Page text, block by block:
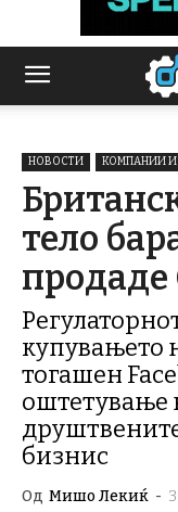
НОВОСТИ КОМПАНИИ
тело
продаде
купувањето
тогашен
оштетување
бизнис
Од Мишо Лекиќ -